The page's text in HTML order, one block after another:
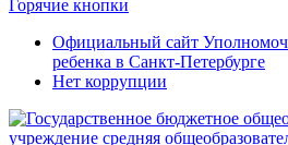
Горячие кнопки
Официальный сайт
ребенка в Санкт-Петербурге
Нет коррупции